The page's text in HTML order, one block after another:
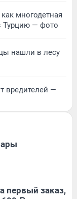
многодетная
Турцию — фото
нашли в лесу
вредителей —
первый заказ,